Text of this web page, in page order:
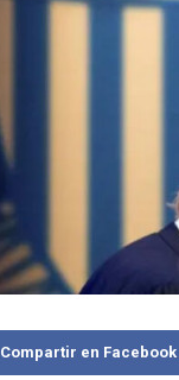
Compartir en Facebook